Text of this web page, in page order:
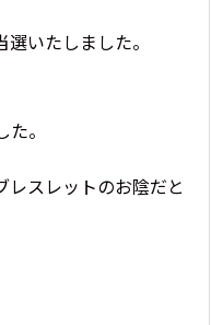
いたしました。
。
レスレットのお陰だと